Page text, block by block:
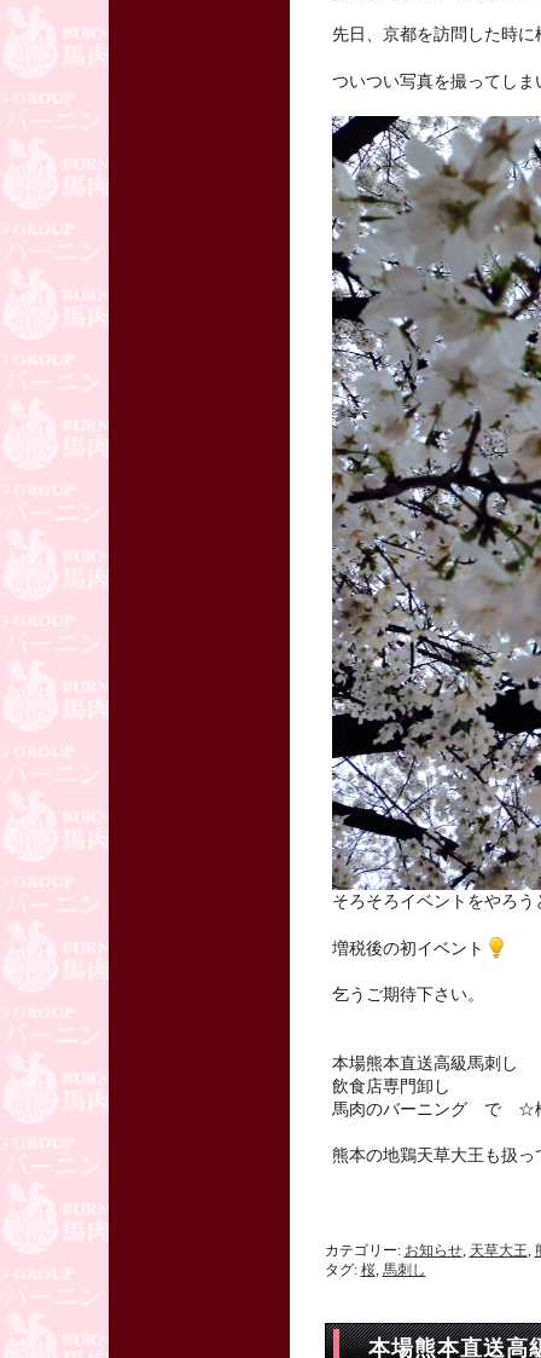
先日、京都を訪問した時
ついつい写真を撮ってしま
そろそろイベントをやろう
増税後の初イベント
乞うご期待下さい。
本場熊本直送高級馬刺し
飲食店専門卸し
馬肉のバーニング で ☆
熊本の地鶏天草大王も扱っ
カテゴリー: お知らせ, 天草大王,
タグ: 桜, 馬刺し
本場熊本直送